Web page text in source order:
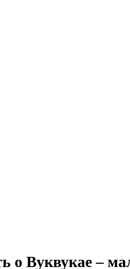
Вуквукае –